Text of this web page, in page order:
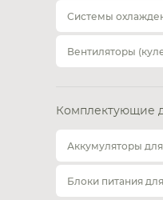
Системы
Вентиляторы
Комплектующие
Аккумуляторы
Блоки питания